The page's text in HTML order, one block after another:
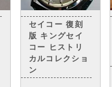
セイコー 復刻
版 キングセイ
コー ヒストリ
カルコレクショ
ン